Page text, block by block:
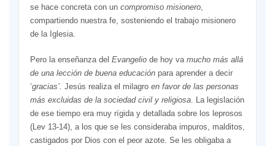
se hace concreta con un compromiso misionero,
compartiendo nuestra fe, sosteniendo el trabajo misionero
de la Iglesia.
Pero la enseñanza del Evangeliode hoy va mucho más allá
de una lección de buena educaciónpara aprender a decir
‘gracias’. Jesús realiza el milagro en favor de las personas
más excluidas de la sociedad civil y religiosa. La legislación
de ese tiempo era muy rígida y detallada sobre los leprosos
(Lev 13-14), a los que se les consideraba impuros, malditos,
castigados por Dios con el peor azote. Se les obligaba a